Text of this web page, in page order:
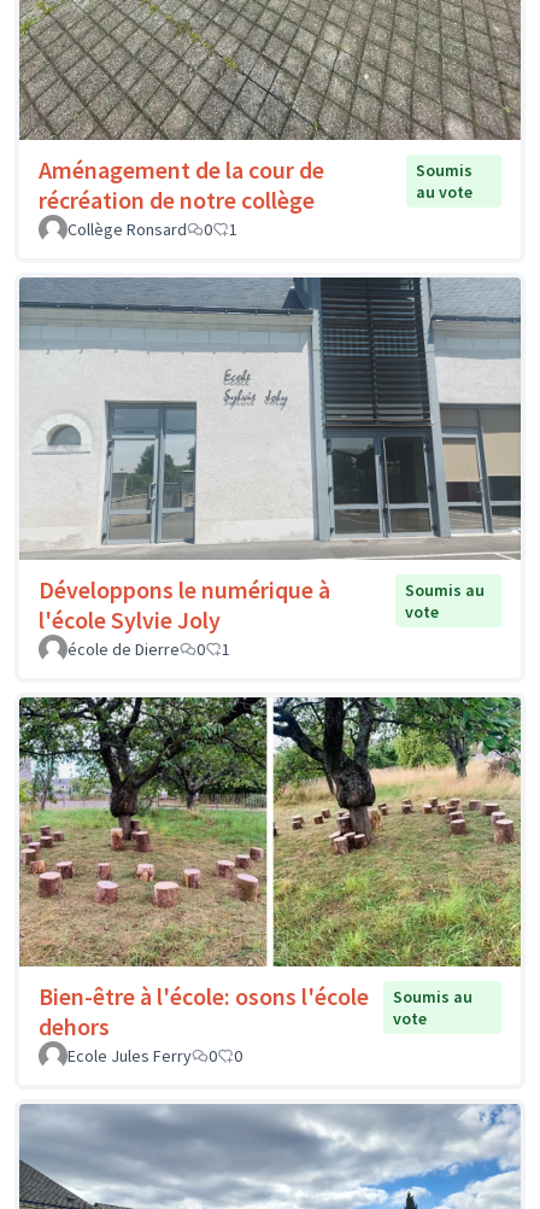
Aménagement de la cour de
récréation de notre collège
Soumis
au vote
Collège Ronsard
0 1
Développons le numérique à
l'école Sylvie Joly
Soumis au
vote
école de Dierre
0 1
Bien-être à l'école: osons l'école
dehors
Soumis au
vote
Ecole Jules Ferry
0 0